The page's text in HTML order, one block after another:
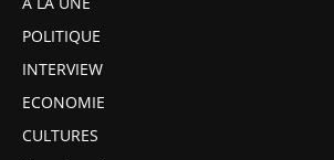
POLITIQUE
INTERVIEW
ECONOMIE
CULTURES